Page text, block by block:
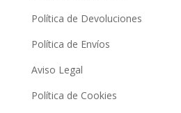
Política de Devoluciones
Política de Envíos
Aviso Legal
Política de Cookies